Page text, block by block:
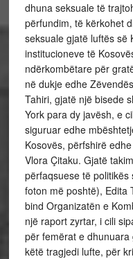
dhuna seksuale të
përfundim, të kërkohet
seksuale gjatë luftës së
institucioneve të
ndërkombëtare për
në dukje edhe
Tahiri, gjatë një bisede
York para dy javësh, e
siguruar edhe
Kosovës, përfshirë
Vlora Çitaku. Gjatë
përfaqsuese të politikës
foton më poshtë), Edita
bind Organizatën e
një raport zyrtar, i cili
për femërat e
këtë tragjedi lufte, për